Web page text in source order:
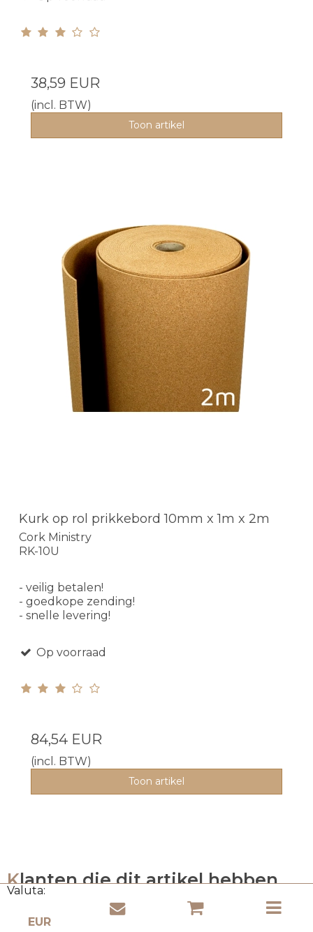
Valuta:
38,59 EUR
(incl. BTW)
Toon artikel
Kurk op rol prikkebord 10mm x 1m x 2m
Cork Ministry
RK-10U
- veilig betalen!
- goedkope zending!
- snelle levering!
Op voorraad
84,54 EUR
(incl. BTW)
Toon artikel
Klanten die dit artikel hebben
gekocht kochten ook